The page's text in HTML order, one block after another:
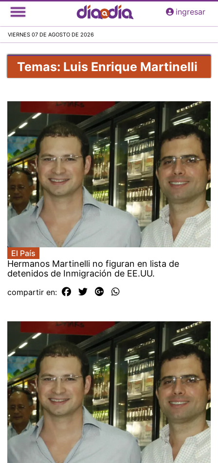
Pasar
al
principal
ingresar
VIERNES 07 DE AGOSTO DE 2026
Temas: Luis Enrique Martinelli
El País
Hermanos Martinelli no figuran en lista de
detenidos de Inmigración de EE.UU.
compartir en: